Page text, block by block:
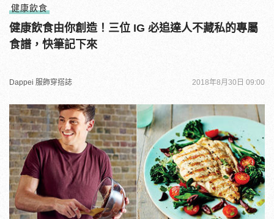
健康飲食
健康飲食由你創造！三位 IG 必追達人不藏私的專屬
食譜，快筆記下來
Dappei 服飾穿搭誌 2018年8月30日 09:00